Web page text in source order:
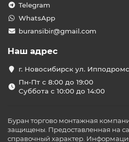
Telegram
WhatsApp
buransibir@gmail.com
Наш адрес
г. Новосибирск ул.
Пн-Пт с 8:00 до 19:00
Суббота с 10:00 до 14:00
Буран торгово монтажная
защищены. Предоставленная на
справочный характер.